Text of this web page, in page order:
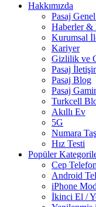
Hakkımızda
Pasaj
Haberler &
Kurumsal
Kariyer
Gizlilik ve
Pasaj
Pasaj Blog
Pasaj
Turkcell
Akıllı Ev
5G
Numara
Hız Testi
Popüler
Cep
Android
iPhone
İkinci El /